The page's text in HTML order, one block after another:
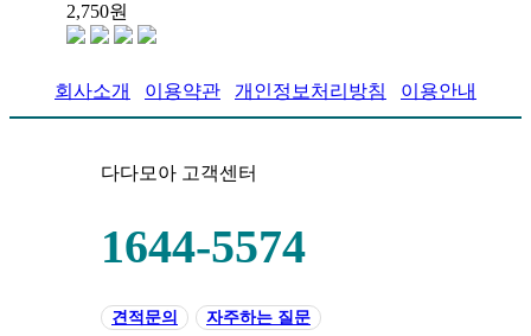
2,750원
회사소개 이용약관 개인정보처리방침 이용안내
다다모아 고객센터
1644-5574
견적문의
자주하는 질문